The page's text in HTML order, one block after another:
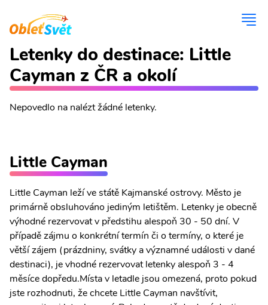
Letenky do destinace: Little
Cayman z ČR a okolí
Nepovedlo na nalézt žádné letenky.
Little Cayman
Little Cayman leží ve státě Kajmanské ostrovy. Město je
primárně obsluhováno jediným letištěm. Letenky je obecně
výhodné rezervovat v předstihu alespoň 30 - 50 dní. V
případě zájmu o konkrétní termín či o termíny, o které je
větší zájem (prázdniny, svátky a významné události v dané
destinaci), je vhodné rezervovat letenky alespoň 3 - 4
měsíce dopředu.Místa v letadle jsou omezená, proto pokud
jste rozhodnuti, že chcete Little Cayman navštívit,